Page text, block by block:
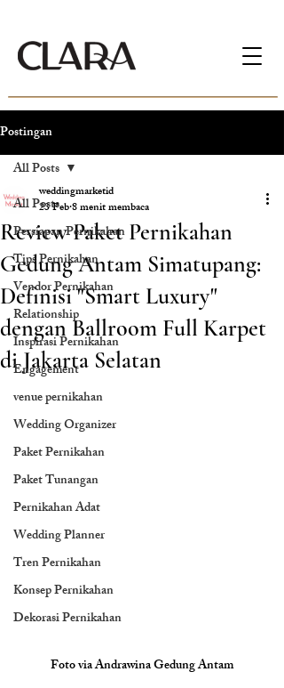
Postingan
All Posts
Persiapan Pernikahan
Tips Pernikahan
Vendor Pernikahan
Relationship
Inspirasi Pernikahan
Engagement
venue pernikahan
Wedding Organizer
Paket Pernikahan
Paket Tunangan
Pernikahan Adat
Wedding Planner
Tren Pernikahan
Konsep Pernikahan
Dekorasi Pernikahan
All Posts
Review Paket Pernikahan
Gedung Antam Simatupang:
Definisi "Smart Luxury"
dengan Ballroom Full Karpet
di Jakarta Selatan
weddingmarketid
23 Feb8 menit membaca
Foto via Andrawina Gedung Antam